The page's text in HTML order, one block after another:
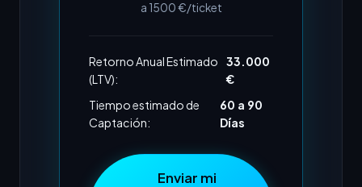
a 1500€/ticket
Retorno Anual Estimado
(LTV):
33.000
€
Tiempo estimado de
Captación:
60 a 90
Días
Enviar mi